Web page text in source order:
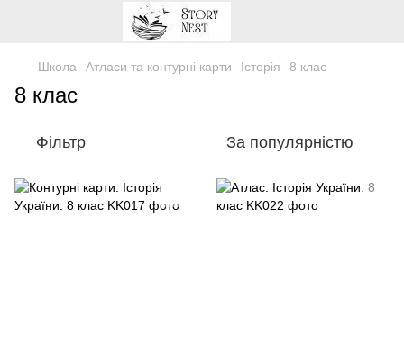
Школа Атласи та контурні карти Історія 8 клас
8 клас
Фільтр За популярністю